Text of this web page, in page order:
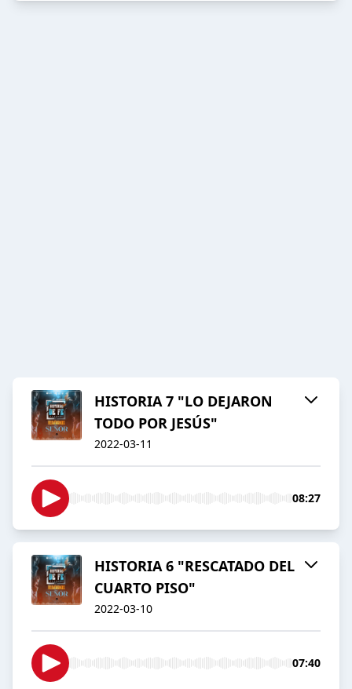
HISTORIA 7 "LO DEJARON
TODO POR JESÚS"
2022-03-11
08:27
HISTORIA 6 "RESCATADO DEL
CUARTO PISO"
2022-03-10
07:40